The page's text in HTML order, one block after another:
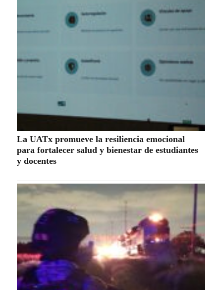
La UATx promueve la resiliencia emocional
para fortalecer salud y bienestar de estudiantes
y docentes